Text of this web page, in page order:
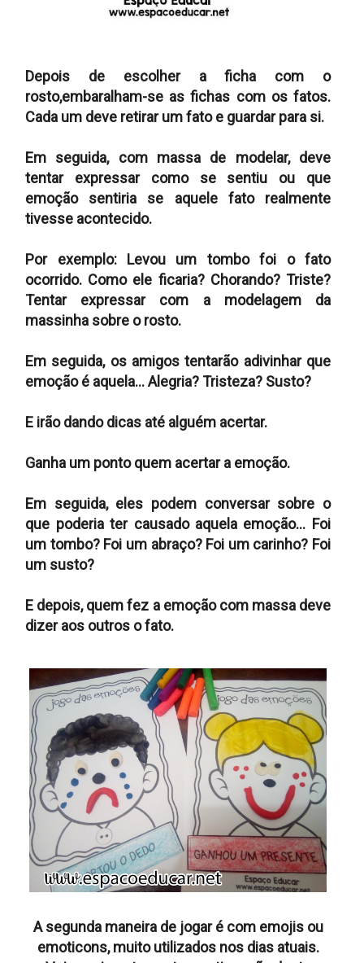
Depois de escolher a ficha com o
rosto,embaralham-se as fichas com os fatos.
Cada um deve retirar um fato e guardar para si.
Em seguida, com massa de modelar, deve
tentar expressar como se sentiu ou que
emoção sentiria se aquele fato realmente
tivesse acontecido.
Por exemplo: Levou um tombo foi o fato
ocorrido. Como ele ficaria? Chorando? Triste?
Tentar expressar com a modelagem da
massinha sobre o rosto.
Em seguida, os amigos tentarão adivinhar que
emoção é aquela... Alegria? Tristeza? Susto?
E irão dando dicas até alguém acertar.
Ganha um ponto quem acertar a emoção.
Em seguida, eles podem conversar sobre o
que poderia ter causado aquela emoção... Foi
um tombo? Foi um abraço? Foi um carinho? Foi
um susto?
E depois, quem fez a emoção com massa deve
dizer aos outros o fato.
A segunda maneira de jogar é com emojis ou
emoticons, muito utilizados nos dias atuais.